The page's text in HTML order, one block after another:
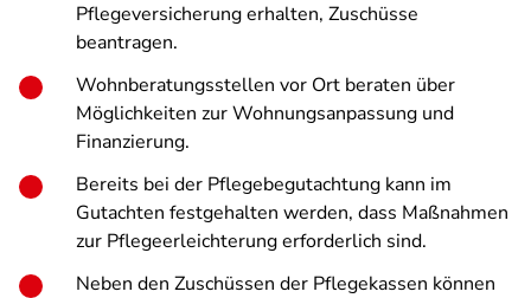
Pflegeversicherung erhalten, Zuschüsse
beantragen.
Wohnberatungsstellen vor Ort beraten über
Möglichkeiten zur Wohnungsanpassung und
Finanzierung.
Bereits bei der Pflegebegutachtung kann im
Gutachten festgehalten werden, dass Maßnahmen
zur Pflegeerleichterung erforderlich sind.
Neben den Zuschüssen der Pflegekassen können